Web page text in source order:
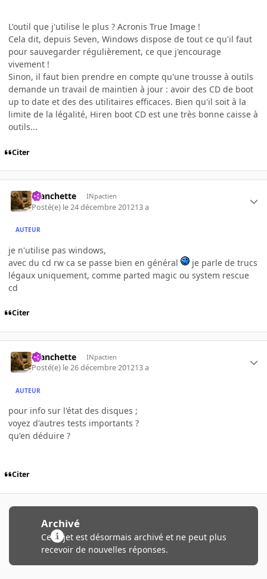
L'outil que j'utilise le plus ? Acronis True Image !
Cela dit, depuis Seven, Windows dispose de tout ce qu'il faut
pour sauvegarder régulièrement, ce que j'encourage
vivement !
Sinon, il faut bien prendre en compte qu'une trousse à outils
demande un travail de maintien à jour : avoir des CD de boot
up to date et des des utilitaires efficaces. Bien qu'il soit à la
limite de la légalité, Hiren boot CD est une très bonne caisse à
outils...
Citer
manchette INpactien
Posté(e) le 24 décembre 201213 a
AUTEUR
je n'utilise pas windows,
avec du cd rw ca se passe bien en général
je parle de trucs
légaux uniquement, comme parted magic ou system rescue
cd
Citer
manchette INpactien
Posté(e) le 26 décembre 201213 a
AUTEUR
pour info sur l'état des disques ;
voyez d'autres tests importants ?
qu'en déduire ?
Citer
Archivé
Ce sujet est désormais archivé et ne peut plus
recevoir de nouvelles réponses.